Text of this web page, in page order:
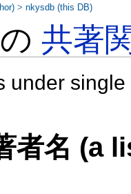
の共著
under
者名 (a
>nkysdb (this DB)